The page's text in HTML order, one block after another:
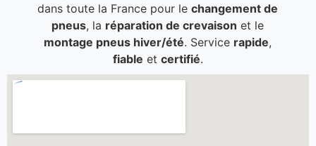
dans toute la France pour lechangement de
pneus, la réparation de crevaison et le
montage pneus hiver/été. Service rapide,
fiable et certifié.